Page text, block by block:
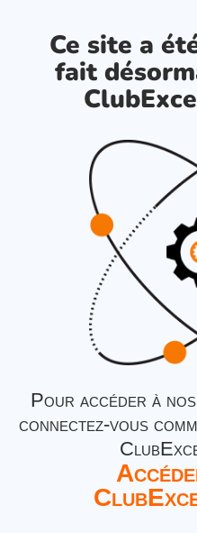
Ce site a
fait
Pour accéder à
connectez-vous